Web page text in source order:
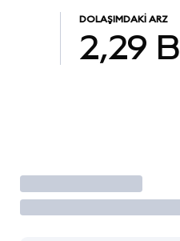
DOLAŞIMDAKI ARZ
2,29 B
İşlem Yap